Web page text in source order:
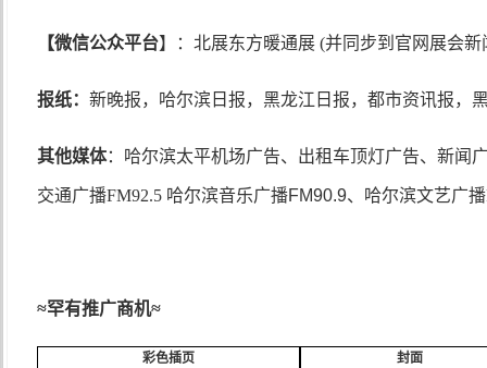
【微信公众平台】：北展东方暖通展 (并同步到官网展会新
报纸： 新晚报，哈尔滨日报，黑龙江日报，都市资讯报，
其他媒体：哈尔滨太平机场广告、出租车顶灯广告、新闻
交通广播FM92.5 哈尔滨音乐广播FM90.9、 哈尔滨文艺广播
≈罕有推广商机≈
彩色插页
封面